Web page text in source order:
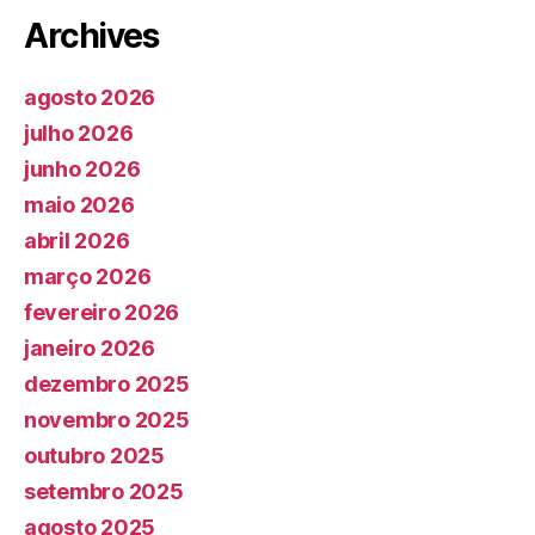
Archives
agosto 2026
julho 2026
junho 2026
maio 2026
abril 2026
março 2026
fevereiro 2026
janeiro 2026
dezembro 2025
novembro 2025
outubro 2025
setembro 2025
agosto 2025